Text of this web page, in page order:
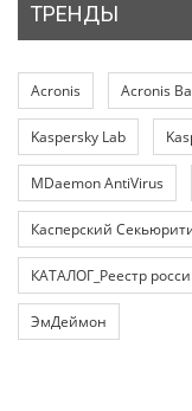
ТРЕНДЫ
Acronis Acronis
Kaspersky Lab
MDaemon AntiVirus
Касперский
КАТАЛОГ_Реестр
ЭмДеймон